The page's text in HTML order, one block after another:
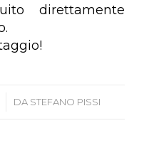
direttamente
DA STEFANO PISSI